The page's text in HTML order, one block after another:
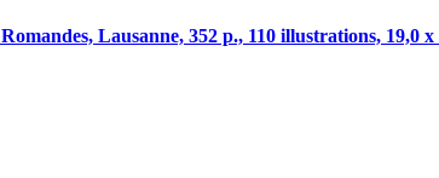
Lausanne, 352 p., 110 illustrations, 19,0